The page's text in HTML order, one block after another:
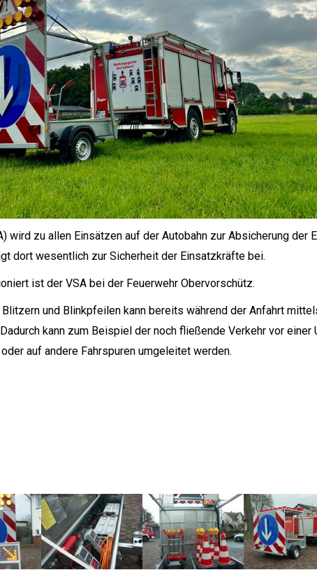
wird zu allen Einsätzen auf der Autobahn zur Absicherung der
dort wesentlich zur Sicherheit der Einsatzkräfte bei.
ist der VSA bei der Feuerwehr Obervorschütz.
und Blinkpfeilen kann bereits während der Anfahrt
kann zum Beispiel der noch fließende Verkehr vor
oder auf andere Fahrspuren umgeleitet werden.